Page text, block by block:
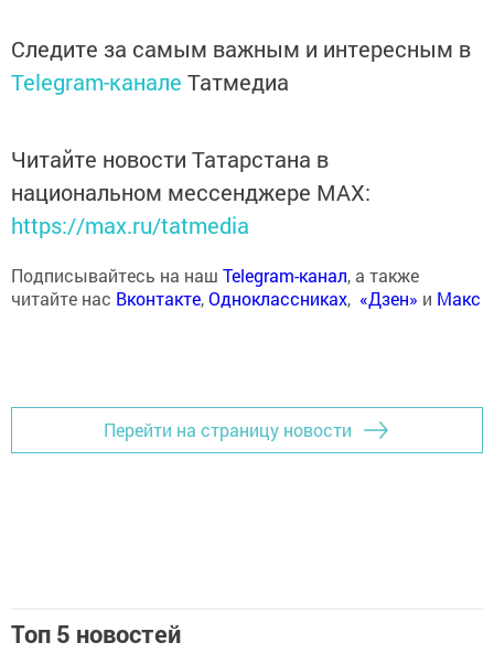
Следите за самым важным и интересным в
Telegram-канале Татмедиа
Читайте новости Татарстана в
национальном мессенджере MАХ:
https://max.ru/tatmedia
Подписывайтесь на наш Telegram-канал, а также
читайте нас Вконтакте,Одноклассниках, «Дзен» и Макс
Перейти на страницу новости
Топ 5 новостей